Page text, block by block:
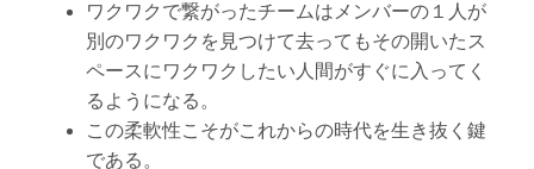
ワクワクで繋がったチームはメンバーの１人が
別のワクワクを見つけて去ってもその開いたス
ペースにワクワクしたい人間がすぐに入ってく
るようになる。
この柔軟性こそがこれからの時代を生き抜く鍵
である。